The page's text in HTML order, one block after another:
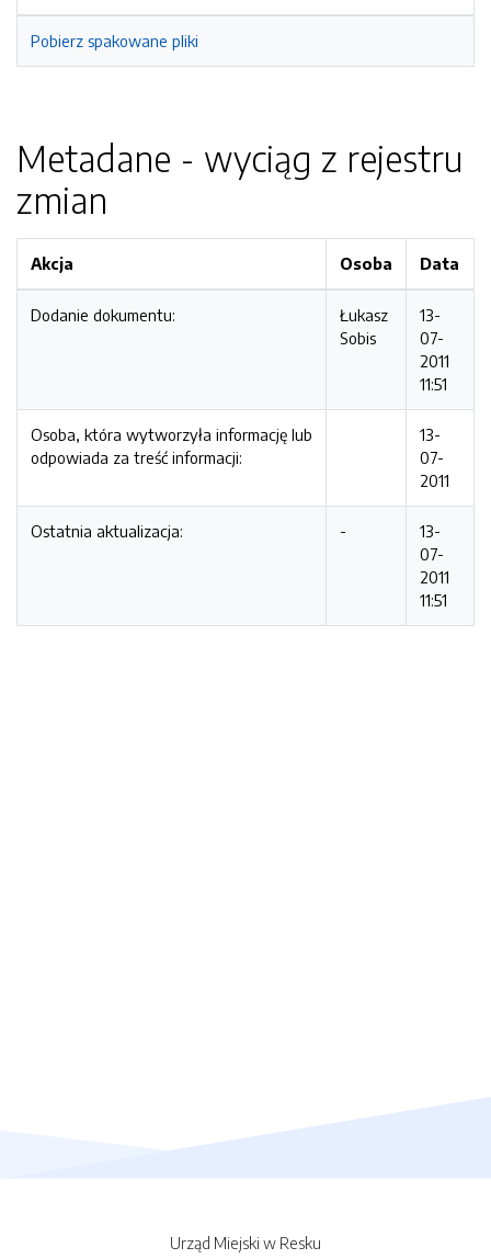
Pobierz spakowane pliki
Metadane - wyciąg z rejestru
zmian
Akcja Osoba Data
Dodanie dokumentu:
Łukasz
Sobis
13-
07-
2011
11:51
Osoba, która wytworzyła informację lub
odpowiada za treść informacji:
13-
07-
2011
Ostatnia aktualizacja: -
13-
07-
2011
11:51
Urząd Miejski w Resku